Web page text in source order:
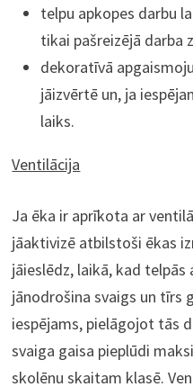
telpu apkopes darbu
tikai pašreizējā darba
dekoratīvā
jāizvērtē un, ja
laiks.
Ventilācija
Ja ēka ir aprīkota ar
jāaktivizē atbilstoši ēkas
jāieslēdz, laikā, kad
jānodrošina svaigs un tīrs
iespējams, pielāgojot tās
svaiga gaisa pieplūdi
skolēnu skaitam klasē.